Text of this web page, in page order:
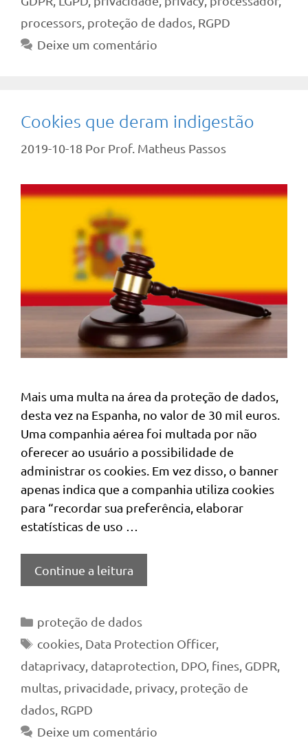
processors, proteção de dados, RGPD
Deixe um comentário
Cookies que deram indigestão
2019-10-18 Por Prof. Matheus Passos
Mais uma multa na área da proteção de dados,
desta vez na Espanha, no valor de 30 mil euros.
Uma companhia aérea foi multada por não
oferecer ao usuário a possibilidade de
administrar os cookies. Em vez disso, o banner
apenas indica que a companhia utiliza cookies
para “recordar sua preferência, elaborar
estatísticas de uso …
Continue a leitura
Categorias
proteção de dados
Tags
cookies, Data Protection Officer,
dataprivacy dataprotection DPO fines GDPR
multas privacidade privacy proteção de
dados RGPD
Deixe um comentário